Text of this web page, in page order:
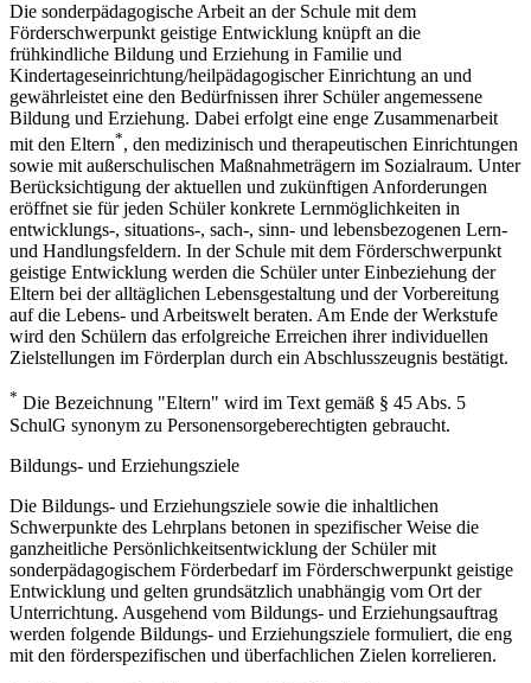
Die sonderpädagogische Arbeit an der Schule mit dem
Förderschwerpunkt geistige Entwicklung knüpft an die
frühkindliche Bildung und Erziehung in Familie und
Kindertageseinrichtung/heilpädagogischer Einrichtung an und
gewährleistet eine den Bedürfnissen ihrer Schüler angemessene
Bildung und Erziehung. Dabei erfolgt eine enge Zusammenarbeit
mit den Eltern*, den medizinisch und therapeutischen Einrichtungen
sowie mit außerschulischen Maßnahmeträgern im Sozialraum. Unter
Berücksichtigung der aktuellen und zukünftigen Anforderungen
eröffnet sie für jeden Schüler konkrete Lernmöglichkeiten in
entwicklungs-, situations-, sach-, sinn- und lebensbezogenen Lern-
und Handlungsfeldern. In der Schule mit dem Förderschwerpunkt
geistige Entwicklung werden die Schüler unter Einbeziehung der
Eltern bei der alltäglichen Lebensgestaltung und der Vorbereitung
auf die Lebens- und Arbeitswelt beraten. Am Ende der Werkstufe
wird den Schülern das erfolgreiche Erreichen ihrer individuellen
Zielstellungen im Förderplan durch ein Abschlusszeugnis bestätigt.
* Die Bezeichnung "Eltern" wird im Text gemäß § 45 Abs. 5
SchulG synonym zu Personensorgeberechtigten gebraucht.
Bildungs- und Erziehungsziele
Die Bildungs- und Erziehungsziele sowie die inhaltlichen
Schwerpunkte des Lehrplans betonen in spezifischer Weise die
ganzheitliche Persönlichkeitsentwicklung der Schüler mit
sonderpädagogischem Förderbedarf im Förderschwerpunkt geistige
Entwicklung und gelten grundsätzlich unabhängig vom Ort der
Unterrichtung. Ausgehend vom Bildungs- und Erziehungsauftrag
werden folgende Bildungs- und Erziehungsziele formuliert, die eng
mit den förderspezifischen und überfachlichen Zielen korrelieren.